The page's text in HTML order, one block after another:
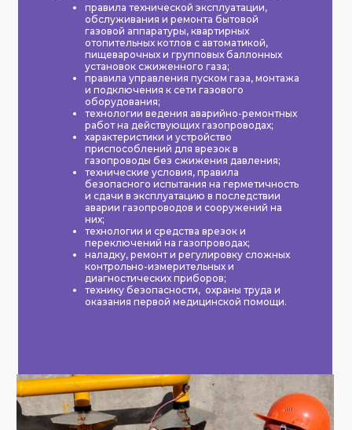
правила технической эксплуатации,
обслуживания и ремонта бытовой
газовой аппаратуры, квартирных
отопительных котлов с автоматикой,
пищеварочных и групповых баллонных
установок сжиженного газа;
правила управления пуском газа, монтажа
и подключения к сети газового
оборудования;
технологии ведения аварийно-ремонтных
работ на действующих газопроводах;
характеристики и устройство
приспособлений для врезок в
газопроводы без сжижения давления;
технические условия, правила
безопасного испытания на герметичность
и сдачи в эксплуатацию в последствии
аварии газопроводов и сооружений на
них;
технологии и средства врезок и
переключений на газопроводах;
наладку, ремонт и регулировку сложных
контрольно-измерительных и
диагностических приборов;
технику безопасности, охраны труда и
оказания первой медицинской помощи.